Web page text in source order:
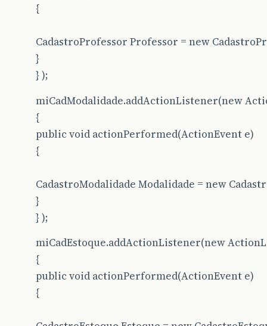
{
CadastroProfessor Professor = new
}
} );
miCadModalidade.addActionListener(new
{
public void actionPerformed(ActionEvent e)
{
CadastroModalidade Modalidade = new
}
} );
miCadEstoque.addActionListener(new
{
public void actionPerformed(ActionEvent e)
{